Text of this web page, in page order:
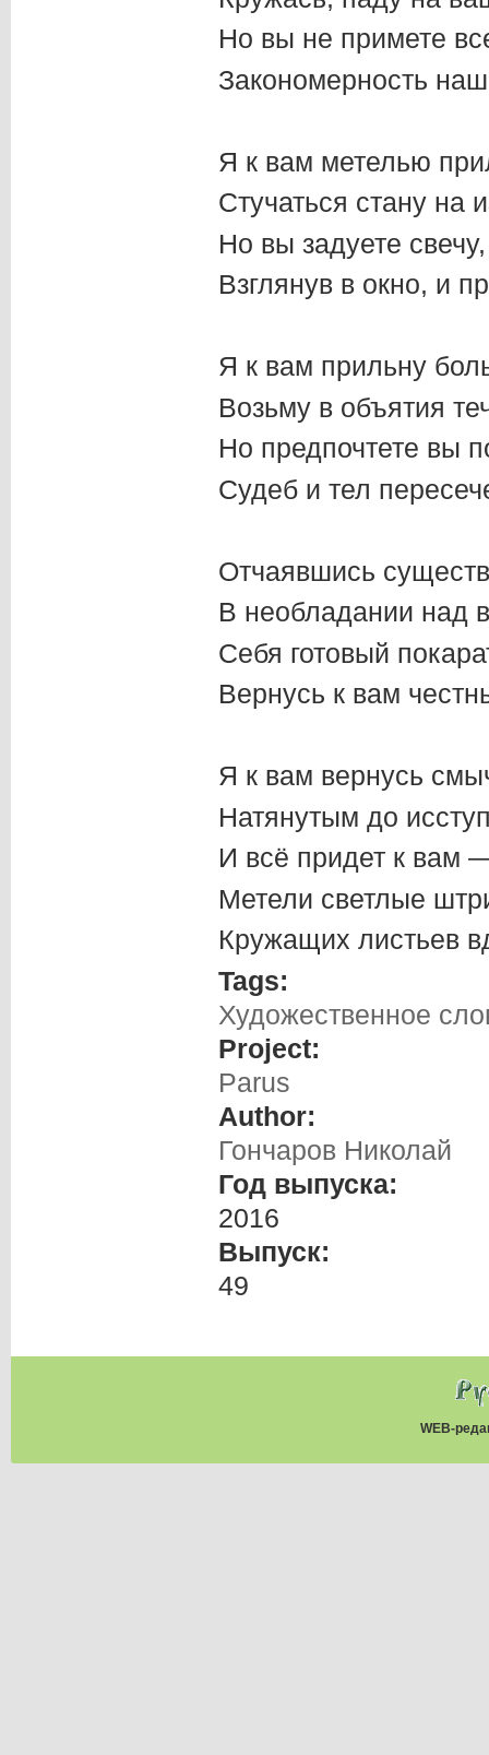
Но вы не примете
Закономерность
Я к вам метелью
Стучаться стану на
Но вы задуете свечу,
Взглянув в окно, и
Я к вам прильну
Возьму в объятия
Но предпочтете вы
Судеб и тел
Отчаявшись
В необладании над
Себя готовый
Вернусь к вам
Я к вам вернусь
Натянутым до
И всё придет к вам
Метели светлые
Кружащих листьев
Tags:
Художественное
Project:
Parus
Author:
Гончаров Николай
Год выпуска:
2016
Выпуск:
49
WEB-